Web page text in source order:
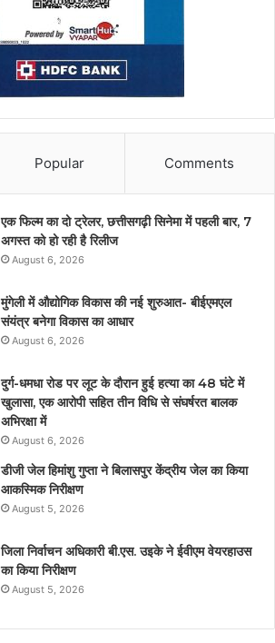
Popular Comments
एक फिल्म का दो ट्रेलर, छत्तीसगढ़ी सिनेमा में पहली बार, 7
अगस्त को हो रही है रिलीज
August 6, 2026
मुंगेली में औद्योगिक विकास की नई शुरुआत- बीईएमएल
संयंत्र बनेगा विकास का आधार
August 6, 2026
दुर्ग-धमधा रोड पर लूट के दौरान हुई हत्या का 48 घंटे में
खुलासा, एक आरोपी सहित तीन विधि से संघर्षरत बालक
अभिरक्षा में
August 6, 2026
डीजी जेल हिमांशु गुप्ता ने बिलासपुर केंद्रीय जेल का किया
आकस्मिक निरीक्षण
August 5, 2026
जिला निर्वाचन अधिकारी बी.एस. उइके ने ईवीएम वेयरहाउस
का किया निरीक्षण
August 5, 2026